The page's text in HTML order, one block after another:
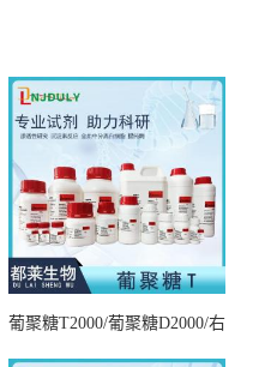
葡聚糖T2000/葡聚糖D2000/右